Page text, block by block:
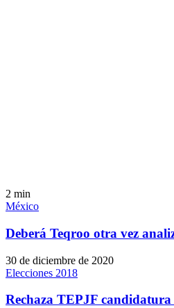
2 min
México
Deberá Teqroo otra vez
30 de diciembre de 2020
Elecciones 2018
Rechaza TEPJF